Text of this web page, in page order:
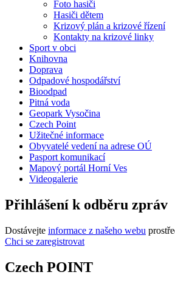
Foto hasiči
Hasiči dětem
Krizový plán a krizové řízení
Kontakty na krizové linky
Sport v obci
Knihovna
Doprava
Odpadové hospodářství
Bioodpad
Pitná voda
Geopark Vysočina
Czech Point
Užitečné informace
Obyvatelé vedení na adrese OÚ
Pasport komunikací
Mapový portál Horní Ves
Videogalerie
Přihlášení k odběru zpráv
Dostávejte informace z našeho webu
Chci se zaregistrovat
Czech POINT